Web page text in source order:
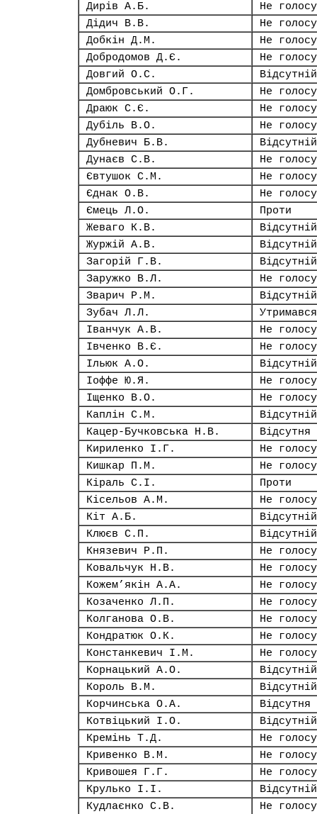
Дирів А.Б.
Не
Дідич В.В.
Не
Добкін Д.М.
Не
Добродомов Д.Є.
Не
Довгий О.С.
Відсутній
Домбровський О.Г.
Не
Драюк С.Є.
Не
Дубіль В.О.
Не
Дубневич Б.В.
Відсутній
Дунаєв С.В.
Не
Євтушок С.М.
Не
Єднак О.В.
Не
Ємець Л.О.
Проти
Жеваго К.В.
Відсутній
Журжій А.В.
Відсутній
Загорій Г.В.
Відсутній
Заружко В.Л.
Не
Зварич Р.М.
Відсутній
Зубач Л.Л.
Утримався
Іванчук А.В.
Не
Івченко В.Є.
Не
Ільюк А.О.
Відсутній
Іоффе Ю.Я.
Не
Іщенко В.О.
Не
Каплін С.М.
Відсутній
Кацер-Бучковська Н.В.
Відсутня
Кириленко І.Г.
Не
Кишкар П.М.
Не
Кіраль С.І.
Проти
Кісельов А.М.
Не
Кіт А.Б.
Відсутній
Клюєв С.П.
Відсутній
Князевич Р.П.
Не
Ковальчук Н.В.
Не
Кожем’якін А.А.
Не
Козаченко Л.П.
Не
Колганова О.В.
Не
Кондратюк О.К.
Не
Констанкевич І.М.
Не
Корнацький А.О.
Відсутній
Король В.М.
Відсутній
Корчинська О.А.
Відсутня
Котвіцький І.О.
Відсутній
Кремінь Т.Д.
Не
Кривенко В.М.
Не
Кривошея Г.Г.
Не
Крулько І.І.
Відсутній
Кудлаєнко С.В.
Не